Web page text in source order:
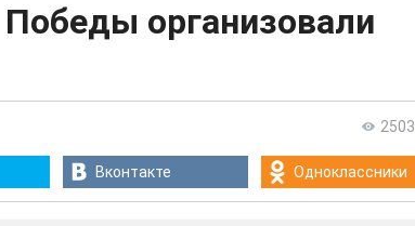
организовали
2503
Вконтакте Одноклассники